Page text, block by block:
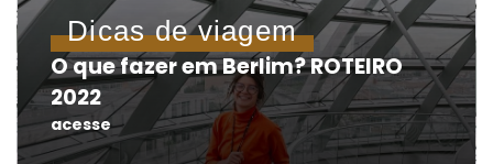
Dicas de viagem
O que fazer em Berlim? ROTEIRO
2022
acesse